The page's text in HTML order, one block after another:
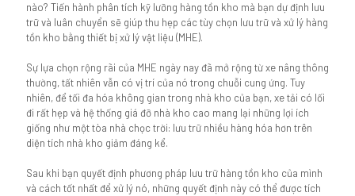
nào? Tiến hành phân tích kỹ lưỡng hàng tồn kho mà bạn dự định lưu
trữ và luân chuyển sẽ giúp thu hẹp các tùy chọn lưu trữ và xử lý hàng
tồn kho bằng thiết bị xử lý vật liệu (MHE).
Sự lựa chọn rộng rãi của MHE ngày nay đã mở rộng từ xe nâng thông
thường, tất nhiên vẫn có vị trí của nó trong chuỗi cung ứng. Tuy
nhiên, để tối đa hóa không gian trong nhà kho của bạn, xe tải có lối
đi rất hẹp và hệ thống giá đỡ nhà kho cao mang lại những lợi ích
giống như một tòa nhà chọc trời: lưu trữ nhiều hàng hóa hơn trên
diện tích nhà kho giảm đáng kể.
Sau khi bạn quyết định phương pháp lưu trữ hàng tồn kho của mình
và cách tốt nhất để xử lý nó, những quyết định này có thể được tích